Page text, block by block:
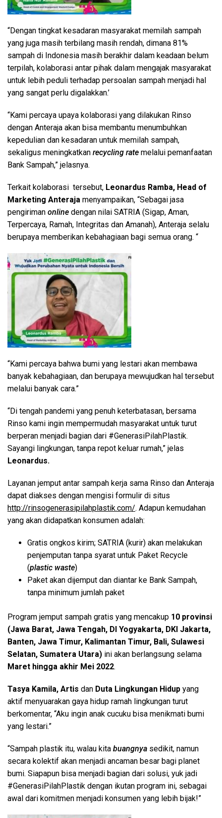
“Dengan tingkat kesadaran masyarakat memilah sampah
yang juga masih terbilang masih rendah, dimana 81%
sampah di Indonesia masih berakhir dalam keadaan belum
terpilah, kolaborasi antar pihak dalam mengajak masyarakat
untuk lebih peduli terhadap persoalan sampah menjadi hal
yang sangat perlu digalakkan.’
“Kami percaya upaya kolaborasi yang dilakukan Rinso
dengan Anteraja akan bisa membantu menumbuhkan
kepedulian dan kesadaran untuk memilah sampah,
sekaligus meningkatkan recycling rate melalui pemanfaatan
Bank Sampah,” jelasnya.
Terkait kolaborasi tersebut, Leonardus Ramba, Head of
Marketing Anteraja menyampaikan, “Sebagai jasa
pengiriman online dengan nilai SATRIA (Sigap, Aman,
Terpercaya, Ramah, Integritas dan Amanah), Anteraja selalu
berupaya memberikan kebahagiaan bagi semua orang. “
“Kami percaya bahwa bumi yang lestari akan membawa
banyak kebahagiaan, dan berupaya mewujudkan hal tersebut
melalui banyak cara.”
“Di tengah pandemi yang penuh keterbatasan, bersama
Rinso kami ingin mempermudah masyarakat untuk turut
berperan menjadi bagian dari #GenerasiPilahPlastik.
Sayangi lingkungan, tanpa repot keluar rumah,” jelas
Leonardus.
Layanan jemput antar sampah kerja sama Rinso dan Anteraja
dapat diakses dengan mengisi formulir di situs
http://rinsogenerasipilahplastik.com/. Adapun kemudahan
yang akan didapatkan konsumen adalah:
Gratis ongkos kirim; SATRIA (kurir) akan melakukan
penjemputan tanpa syarat untuk Paket Recycle
(plastic waste)
Paket akan dijemput dan diantar ke Bank Sampah,
tanpa minimum jumlah paket
Program jemput sampah gratis yang mencakup 10 provinsi
(Jawa Barat, Jawa Tengah, DI Yogyakarta, DKI Jakarta,
Banten, Jawa Timur, Kalimantan Timur, Bali, Sulawesi
Selatan, Sumatera Utara) ini akan berlangsung selama
Maret hingga akhir Mei 2022.
Tasya Kamila, Artis dan Duta Lingkungan Hidup yang
aktif menyuarakan gaya hidup ramah lingkungan turut
berkomentar, “Aku ingin anak cucuku bisa menikmati bumi
yang lestari.”
“Sampah plastik itu, walau kita buangnya sedikit, namun
secara kolektif akan menjadi ancaman besar bagi planet
bumi. Siapapun bisa menjadi bagian dari solusi, yuk jadi
#GenerasiPilahPlastik dengan ikutan program ini, sebagai
awal dari komitmen menjadi konsumen yang lebih bijak!”